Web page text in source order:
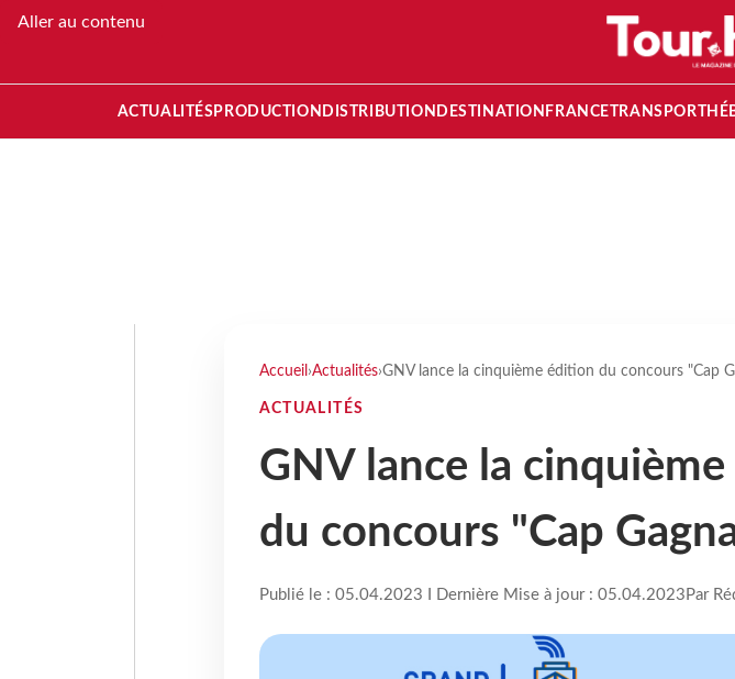
Aller au contenu
ACTUALITÉS PRODUCTION DISTRIBUTION DESTINATION FRANCETRANSPORT
Accueil ›Actualités›GNV lance la cinquième édition du concours "Cap
ACTUALITÉS
GNV lance la
du concours "Cap
Publié le : 05.04.2023 I Dernière Mise à jour : 05.04.2023 Par